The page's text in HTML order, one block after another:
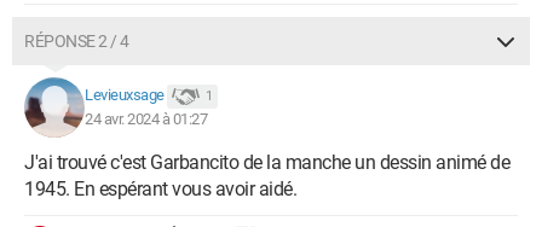
RÉPONSE 2 / 4
Levieuxsage 1
24 avr. 2024 à 01:27
J'ai trouvé c'est Garbancito de la manche un dessin animé de
1945. En espérant vous avoir aidé.